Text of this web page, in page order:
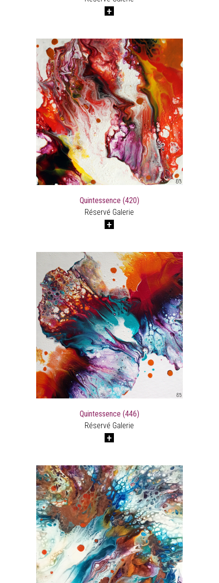
Quintessence (420)
Réservé Galerie
Quintessence (446)
Réservé Galerie